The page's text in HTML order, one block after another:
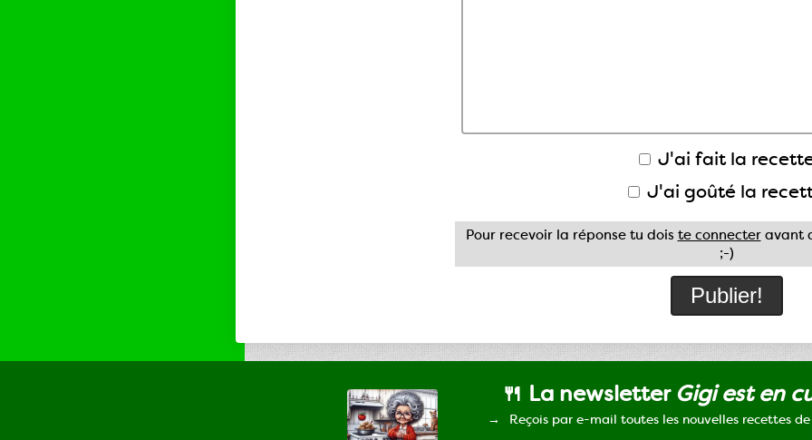
J'ai fait la
J'ai goûté la
Pour recevoir la réponse tu dois te connecteravant
;-)
🍴 La newsletter Gigi est en
Reçois par e-mail toutes les nouvelles recettes de